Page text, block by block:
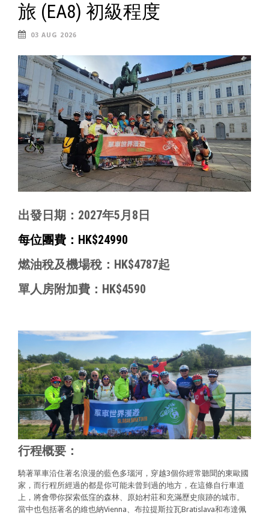
旅 (EA8) 初級程度
03 AUG 2026
出發日期：2027年5月8日
每位團費：HK$24990
燃油稅及機場稅：HK$4787起
單人房附加費：HK$4590
行程概要：
騎著單車沿住著名浪漫的藍色多瑙河，穿越3個你經常聽聞的東歐國
家，而行程所經過的都是你可能未曾到過的地方，在這條自行車道
上，將會帶你探索低窪的森林、原始村莊和充滿歷史痕跡的城市。
當中也包括著名的維也納Vienna、布拉提斯拉瓦Bratislava和布達佩